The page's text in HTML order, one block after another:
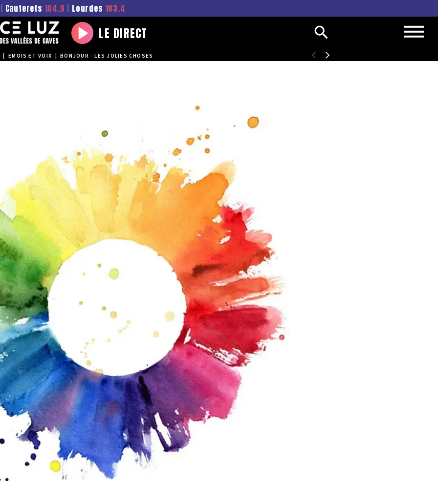
| Cauterets 104.9 | Lourdes 103.4
Play
LE DIRECT
| EMOIS ET VOIX | BONJOUR - LES JOLIES CHOSES